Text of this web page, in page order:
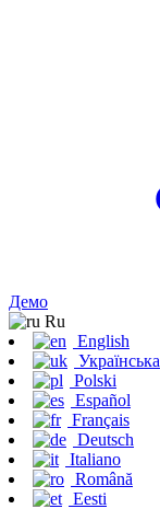
Демо
Ru
English
Українська
Polski
Español
Français
Deutsch
Italiano
Română
Eesti